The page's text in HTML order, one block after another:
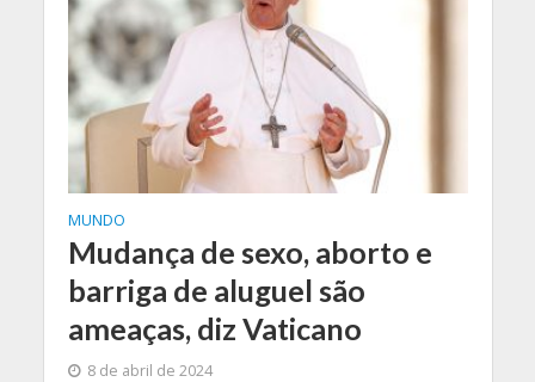
MUNDO
Mudança de sexo, aborto e
barriga de aluguel são
ameaças, diz Vaticano
8 de abril de 2024